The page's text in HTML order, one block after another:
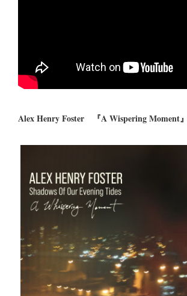
Alex Henry Foster 『A Wispering Moment